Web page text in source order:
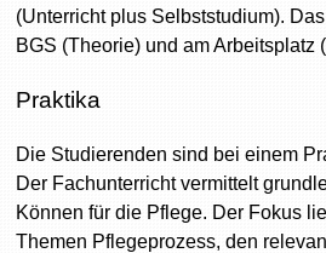
(Unterricht plus Selbststudium).
BGS (Theorie) und am Arbeitsplatz
Praktika
Die Studierenden sind bei einem
Der Fachunterricht vermittelt
Können für die Pflege. Der Fokus
Themen Pflegeprozess, den